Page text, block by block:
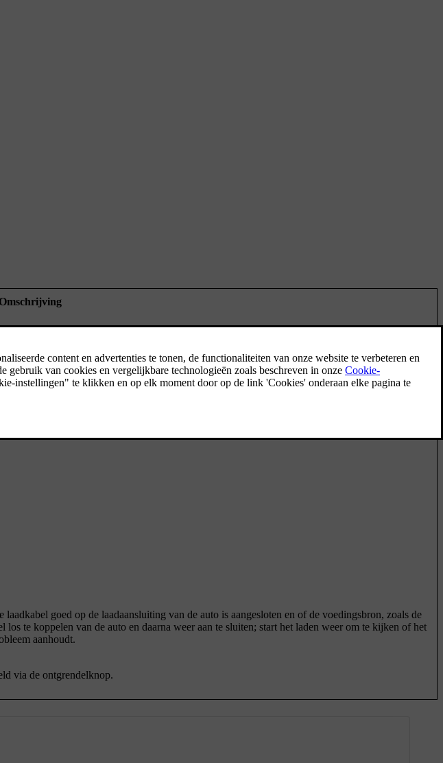
Omschrijving
goed op de laadaansluiting van de auto is aangesloten en of de voedingsbron, zoals de
te koppelen van de auto en daarna weer aan te sluiten; start het laden weer om te kijken of het
aanhoudt.
via de ontgrendelknop.